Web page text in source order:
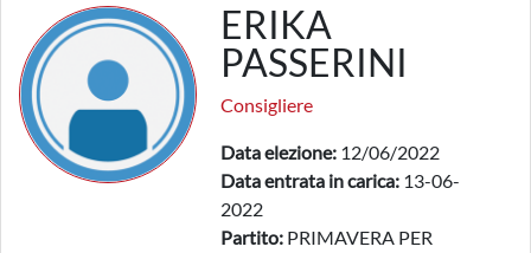
ERIKA
PASSERINI
Consigliere
Data elezione: 12/06/2022
Data entrata in carica: 13-06-
2022
Partito: PRIMAVERA PER